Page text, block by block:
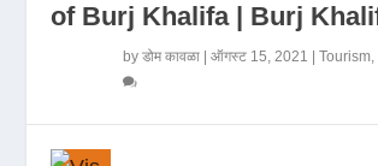
of Burj Khalifa | Burj
byडोम कावळा |ऑगस्ट 15, 2021 |Tourism